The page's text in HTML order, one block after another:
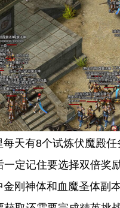
有8个试炼伏魔殿任
定记住要选择双倍奖励
神体和血魔圣体副本